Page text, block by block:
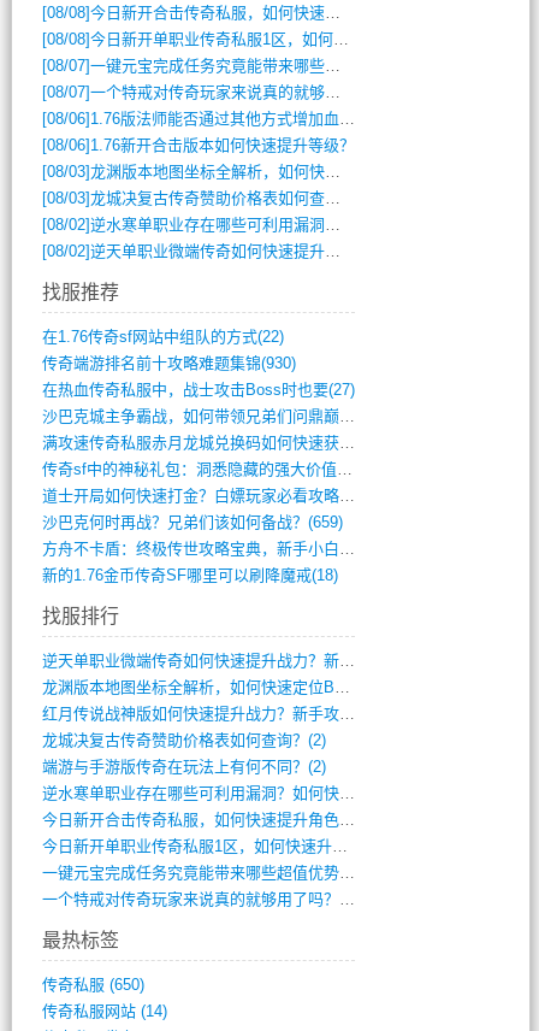
[08/08]今日新开合击传奇私服，如何快速提升角色战力？
[08/08]今日新开单职业传奇私服1区，如何快速升级与获取顶级装备？
[08/07]一键元宝完成任务究竟能带来哪些超值优势？
[08/07]一个特戒对传奇玩家来说真的就够用了吗？
[08/06] 1.76版法师能否通过其他方式增加血量？
[08/06] 1.76新开合击版本如何快速提升等级？
[08/03]龙渊版本地图坐标全解析，如何快速定位BOSS位置？
[08/03]龙城决复古传奇赞助价格表如何查询？
[08/02]逆水寒单职业存在哪些可利用漏洞？如何快速提升战力？
[08/02]逆天单职业微端传奇如何快速提升战力？新手必看攻略
找服推荐
在1.76传奇sf网站中组队的方式(22)
传奇端游排名前十攻略难题集锦(930)
在热血传奇私服中，战士攻击Boss时也要(27)
沙巴克城主争霸战，如何带领兄弟们问鼎巅峰(565)
满攻速传奇私服赤月龙城兑换码如何快速获取(676)
传奇sf中的神秘礼包：洞悉隐藏的强大价值(427)
道士开局如何快速打金？白嫖玩家必看攻略(5)
沙巴克何时再战？兄弟们该如何备战？(659)
方舟不卡盾：终极传世攻略宝典，新手小白逆(495)
新的1.76金币传奇SF哪里可以刷降魔戒(18)
找服排行
逆天单职业微端传奇如何快速提升战力？新手(4)
龙渊版本地图坐标全解析，如何快速定位BO(3)
红月传说战神版如何快速提升战力？新手攻略(3)
龙城决复古传奇赞助价格表如何查询？(2)
端游与手游版传奇在玩法上有何不同？(2)
逆水寒单职业存在哪些可利用漏洞？如何快速(1)
今日新开合击传奇私服，如何快速提升角色战(0)
今日新开单职业传奇私服1区，如何快速升级(0)
一键元宝完成任务究竟能带来哪些超值优势？(0)
一个特戒对传奇玩家来说真的就够用了吗？(0)
最热标签
传奇私服 (650)
传奇私服网站(14)